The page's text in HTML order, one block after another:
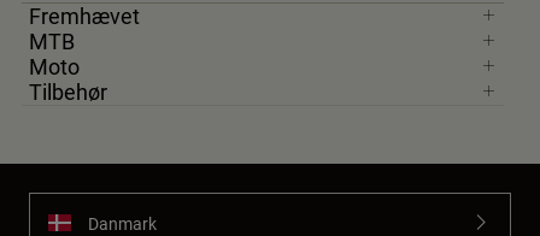
Fremhævet
MTB
Moto
Tilbehør
Danmark